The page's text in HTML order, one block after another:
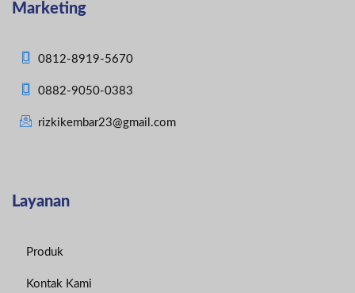
Marketing
0812-8919-5670
0882-9050-0383
rizkikembar23@gmail.com
Layanan
Produk
Kontak Kami